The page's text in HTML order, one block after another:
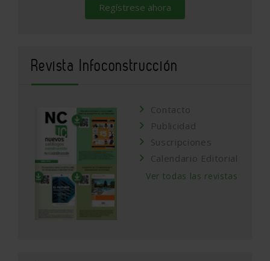
Regístrese ahora
Revista Infoconstrucción
Contacto
Publicidad
Suscripciones
Calendario Editorial
Ver todas las revistas